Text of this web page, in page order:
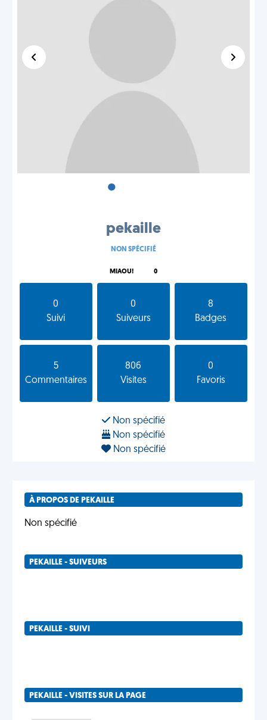
•
pekaille
NON SPÉCIFIÉ
MIAOU! 0
0
Suivi
0
Suiveurs
8
Badges
5
Commentaires
806
Visites
0
Favoris
Non spécifié
Non spécifié
Non spécifié
À PROPOS DE PEKAILLE
Non spécifié
PEKAILLE - SUIVEURS
PEKAILLE - SUIVI
PEKAILLE - VISITES SUR LA PAGE